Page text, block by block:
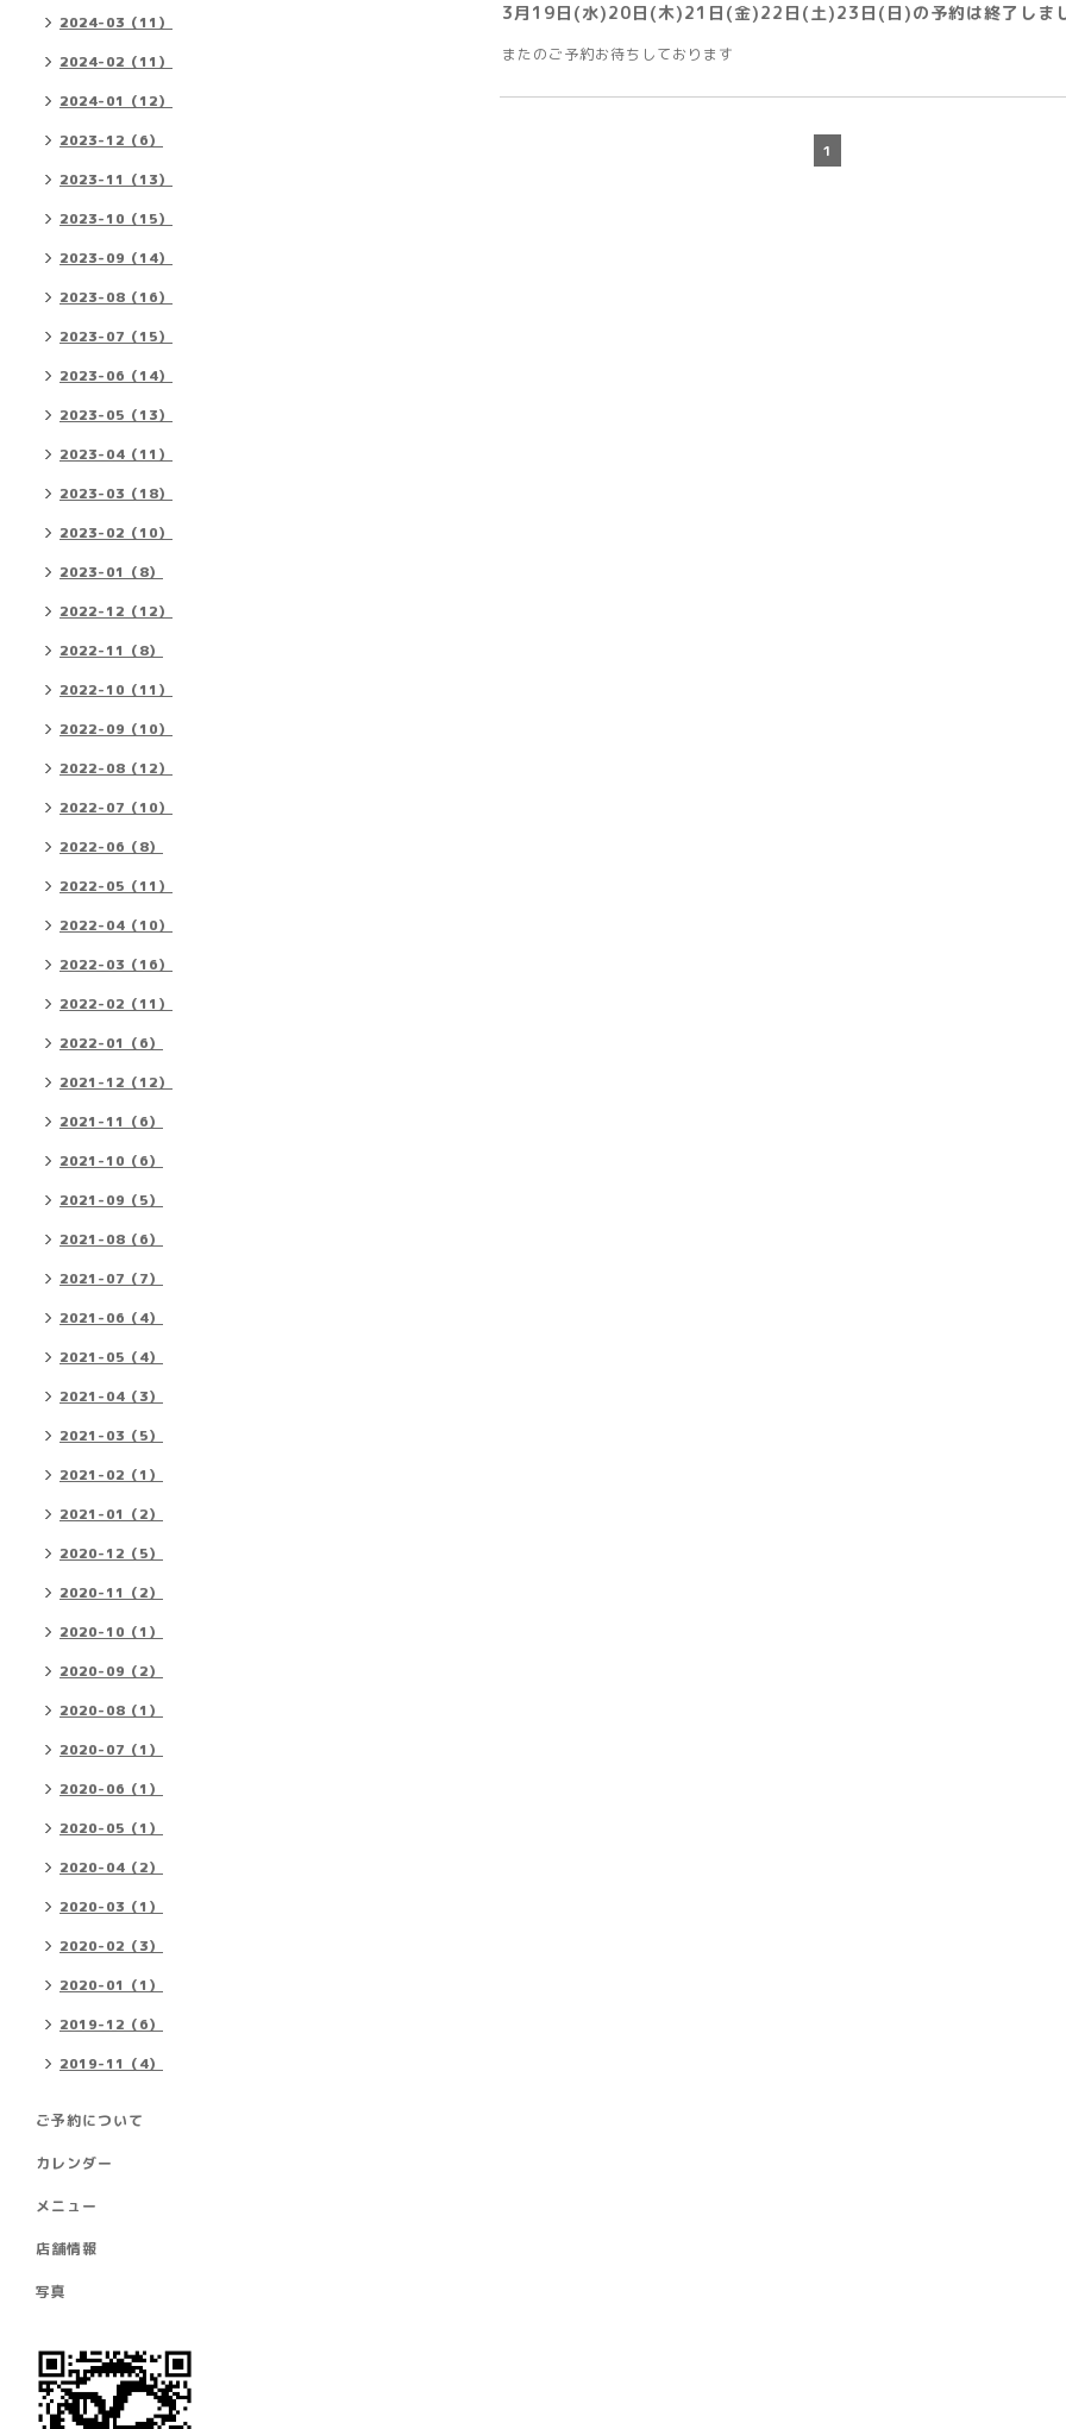
3月19日(水)20日(木)21日(金)22日(土)23日(日)の予約は終了しま
またのご予約お待ちしております
1
2024-03（11）
2024-02（11）
2024-01（12）
2023-12（6）
2023-11（13）
2023-10（15）
2023-09（14）
2023-08（16）
2023-07（15）
2023-06（14）
2023-05（13）
2023-04（11）
2023-03（18）
2023-02（10）
2023-01（8）
2022-12（12）
2022-11（8）
2022-10（11）
2022-09（10）
2022-08（12）
2022-07（10）
2022-06（8）
2022-05（11）
2022-04（10）
2022-03（16）
2022-02（11）
2022-01（6）
2021-12（12）
2021-11（6）
2021-10（6）
2021-09（5）
2021-08（6）
2021-07（7）
2021-06（4）
2021-05（4）
2021-04（3）
2021-03（5）
2021-02（1）
2021-01（2）
2020-12（5）
2020-11（2）
2020-10（1）
2020-09（2）
2020-08（1）
2020-07（1）
2020-06（1）
2020-05（1）
2020-04（2）
2020-03（1）
2020-02（3）
2020-01（1）
2019-12（6）
2019-11（4）
ご予約について
カレンダー
メニュー
店舗情報
写真